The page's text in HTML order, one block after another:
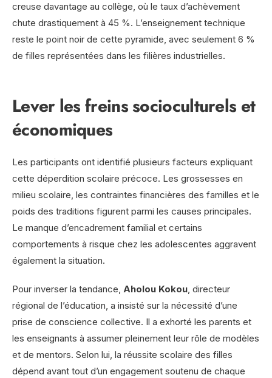
creuse davantage au collège, où le taux d’achèvement
chute drastiquement à 45 %. L’enseignement technique
reste le point noir de cette pyramide, avec seulement 6 %
de filles représentées dans les filières industrielles.
Lever les freins socioculturels et
économiques
Les participants ont identifié plusieurs facteurs expliquant
cette déperdition scolaire précoce. Les grossesses en
milieu scolaire, les contraintes financières des familles et le
poids des traditions figurent parmi les causes principales.
Le manque d’encadrement familial et certains
comportements à risque chez les adolescentes aggravent
également la situation.
Pour inverser la tendance, Aholou Kokou, directeur
régional de l’éducation, a insisté sur la nécessité d’une
prise de conscience collective. Il a exhorté les parents et
les enseignants à assumer pleinement leur rôle de modèles
et de mentors. Selon lui, la réussite scolaire des filles
dépend avant tout d’un engagement soutenu de chaque